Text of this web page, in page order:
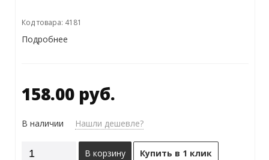
Код товара: 4181
Подробнее
158.00 руб.
В наличии Нашли дешевле?
В корзину Купить в 1 клик